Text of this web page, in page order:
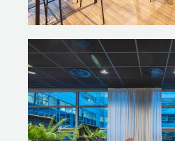
pleinen is mooi verhoogd.
denk dat Beatrixpark nog de
heeft ondergaan. Als ik daar
van werken. Mensen lezen,
aanlanden. Ik vertoef er zelf
hebben we samen met
volgende ontmoetingspleinen.’